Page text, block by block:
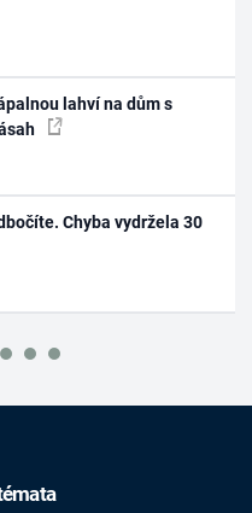
lahví na dům s
Chyba vydržela 30